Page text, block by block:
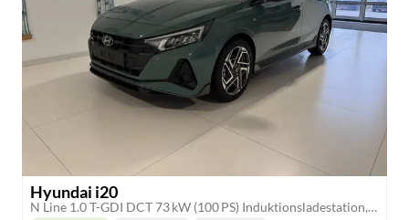
Hyundai i20
N Line 1.0 T-GDI DCT 73 kW (100 PS) Induktionsladestation, Toter-Winkel-Assis. Lenkradheizung, Sitzheizung, Klimaautomatik, Android Auto, Apple CarPlay, Navigationssystem, Virtual Cockpit, Einparkhilfe v + h, Rückfahrkamera, 17 Zoll Leichtmetallfelgen, uvm.